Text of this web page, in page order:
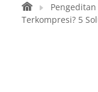
Pengeditan
Terkompresi? 5